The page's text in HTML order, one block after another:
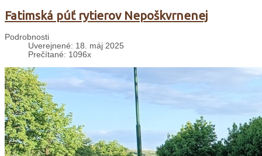
Fatimská púť rytierov Nepoškvrnenej
Podrobnosti
Uverejnené: 18. máj 2025
Prečítané: 1096x